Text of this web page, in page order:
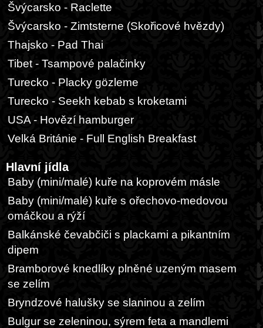
Švýcarsko - Raclette
Švýcarsko - Zimtsterne (Skořicové hvězdy)
Thajsko - Pad Thai
Tibet - Tsampové palačinky
Turecko - Placky gözleme
Turecko - Seekh kebab s kroketami
USA - Hovězí hamburger
Velká Británie - Full English Breakfast
Hlavní jídla
Baby (mini/malé) kuře na koprovém másle
Baby (mini/malé) kuře s ořechovo-medovou
omáčkou a rýží
Balkánské čevabčiči s plackami a pikantním
dipem
Bramborové knedlíky plněné uzeným masem
se zelím
Bryndzové halušky se slaninou a zelím
Bulgur se zeleninou, sýrem feta a mandlemi